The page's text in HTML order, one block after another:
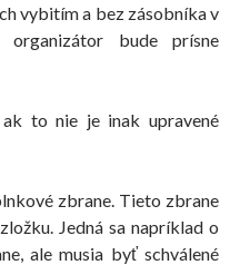
vybitím a bez zásobníka v
organizátor bude prísne
to nie je inak upravené
zbrane. Tieto zbrane
Jedná sa napríklad o
ale musia byť schválené